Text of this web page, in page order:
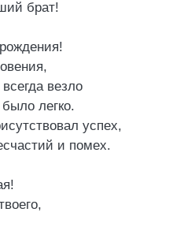
брат!
везло
легко.
успех,
и помех.